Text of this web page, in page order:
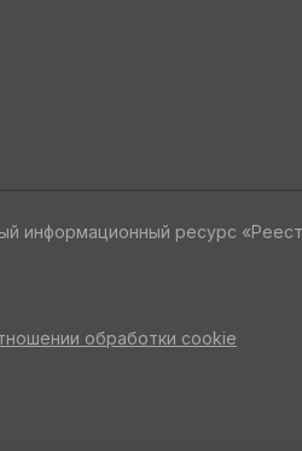
информационный ресурс
обработки cookie